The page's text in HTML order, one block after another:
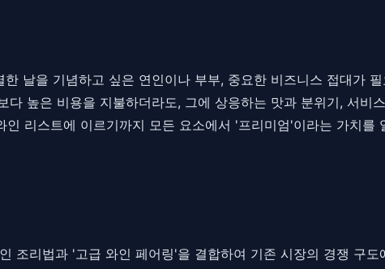
날을 기념하고 싶은 연인이나 부부, 중요한 비즈니스 접대가
높은 비용을 지불하더라도, 그에 상응하는 맛과 분위기, 서비
리스트에 이르기까지 모든 요소에서 '프리미엄'이라는 가치를
조리법과 '고급 와인 페어링'을 결합하여 기존 시장의 경쟁 구도